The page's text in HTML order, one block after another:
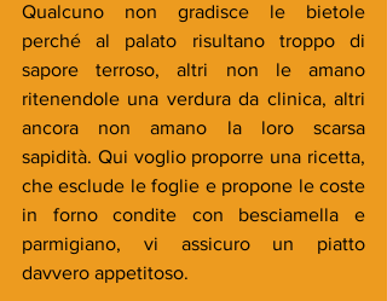
Qualcuno non gradisce le bietole
perché al palato risultano troppo di
sapore terroso, altri non le amano
ritenendole una verdura da clinica, altri
ancora non amano la loro scarsa
sapidità. Qui voglio proporre una ricetta,
che esclude le foglie e propone le coste
in forno condite con besciamella e
parmigiano, vi assicuro un piatto
davvero appetitoso.